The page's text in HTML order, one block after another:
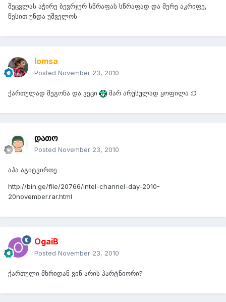
შეცვლას აჭირე ბევრჯერ სწრაფას სწრაფად და მერე აკრიფე,
წესით უნდა უშველოს
lomsa
Posted November 23, 2010
ქართულად მეგონა და ვეცი მარ არუსულად ყოფილა :D
დათო
Posted November 23, 2010
აჰა აგიტვირთე
http://bin.ge/file/20766/intel-channel-day-2010-
20november.rar.html
OgaiB
Posted November 23, 2010
ქართული მხრიდან ვინ არის პარტნიორი?